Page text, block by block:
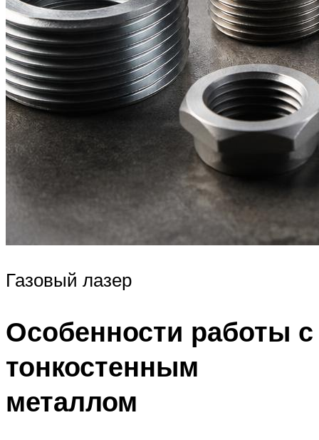
Газовый лазер
Особенности работы с
тонкостенным
металлом